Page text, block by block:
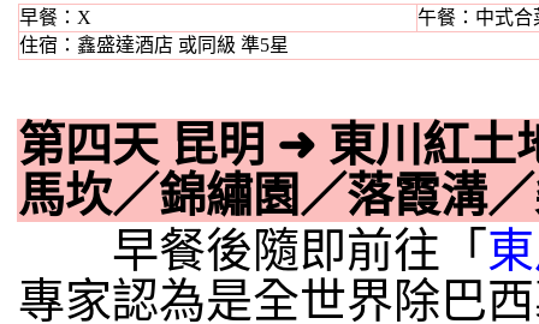
早餐：X
午餐：中式合
住宿：鑫盛達酒店 或同級 準5星
第四天 昆明 ➜ 東川紅土
馬坎／錦繡園／落霞溝
早餐後隨即前往「
專家認為是全世界除巴